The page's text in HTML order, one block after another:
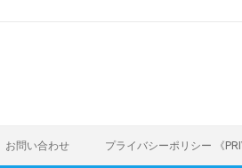
お問い合わせ プライバシーポリシー 《